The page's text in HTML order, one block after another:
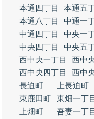
本通四丁目
本通五
本通八丁目
中通一
中通四丁目
中央一
中央四丁目
中央五
西中央一丁目
西中
西中央四丁目
西中
長迫町
上長迫町
東鹿田町
東畑一丁目
上畑町
吾妻一丁目